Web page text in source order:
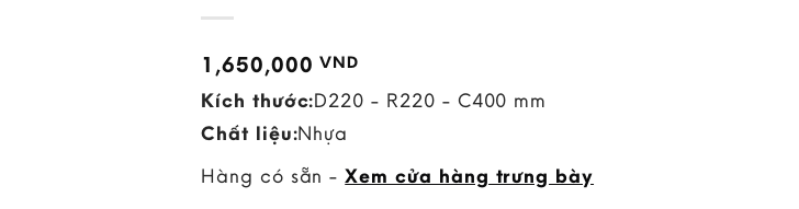
1,650,000VND
Kích thước:D220 - R220 - C400 mm
Chất liệu:Nhựa
Hàng có sẵn -Xem cửa hàng trưng bày